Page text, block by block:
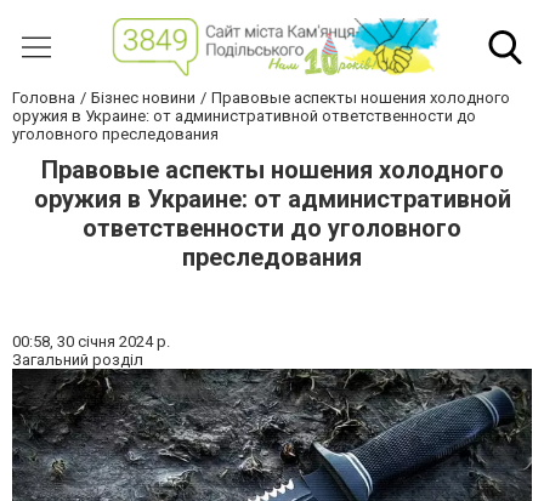
Головна Бізнес новини
Правовые аспекты ношения холодного
оружия в Украине: от административной ответственности до
уголовного преследования
Правовые аспекты ношения холодного
оружия в Украине: от административной
ответственности до уголовного
преследования
00:58, 30 січня 2024 р.
Загальний розділ